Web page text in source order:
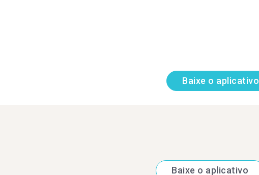
Baixe o aplicativo
Baixe o aplicativo